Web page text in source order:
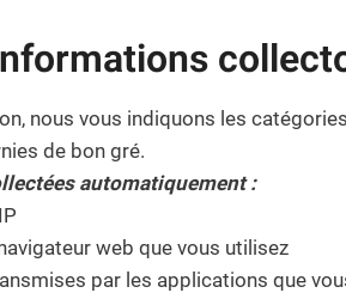
nous vous indiquons les
de bon gré.
automatiquement :
navigateur web que vous utilisez
par les applications que